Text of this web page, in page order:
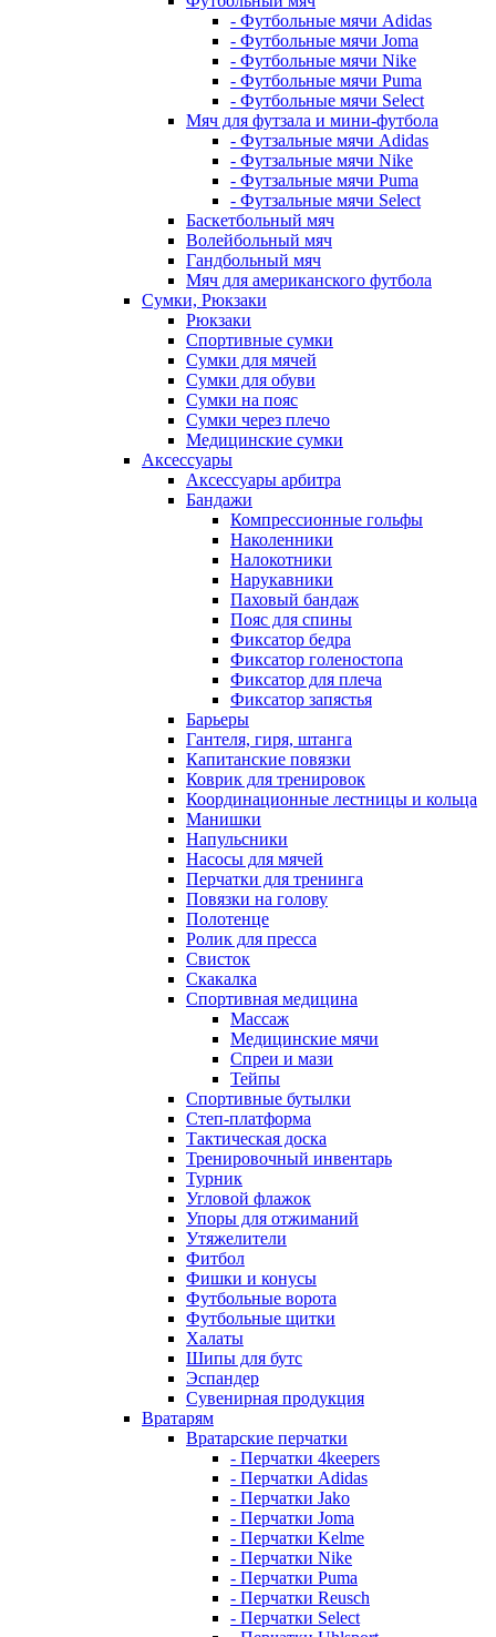
- Футбольные мячи Adidas
- Футбольные мячи Joma
- Футбольные мячи Nike
- Футбольные мячи Puma
- Футбольные мячи Select
Мяч для футзала и мини-футбола
- Футзальные мячи Adidas
- Футзальные мячи Nike
- Футзальные мячи Puma
- Футзальные мячи Select
Баскетбольный мяч
Волейбольный мяч
Гандбольный мяч
Мяч для американского футбола
Сумки, Рюкзаки
Рюкзаки
Спортивные сумки
Сумки для мячей
Сумки для обуви
Сумки на пояс
Сумки через плечо
Медицинские сумки
Аксессуары
Аксессуары арбитра
Бандажи
Компрессионные гольфы
Наколенники
Налокотники
Нарукавники
Паховый бандаж
Пояс для спины
Фиксатор бедра
Фиксатор голеностопа
Фиксатор для плеча
Фиксатор запястья
Барьеры
Гантеля, гиря, штанга
Капитанские повязки
Коврик для тренировок
Координационные лестницы и кольца
Манишки
Напульсники
Насосы для мячей
Перчатки для тренинга
Повязки на голову
Полотенце
Ролик для пресса
Свисток
Скакалка
Спортивная медицина
Массаж
Медицинские мячи
Спреи и мази
Тейпы
Спортивные бутылки
Степ-платформа
Тактическая доска
Тренировочный инвентарь
Турник
Угловой флажок
Упоры для отжиманий
Утяжелители
Фитбол
Фишки и конусы
Футбольные ворота
Футбольные щитки
Халаты
Шипы для бутс
Эспандер
Сувенирная продукция
Вратарям
Вратарские перчатки
- Перчатки 4keepers
- Перчатки Adidas
- Перчатки Jako
- Перчатки Joma
- Перчатки Kelme
- Перчатки Nike
- Перчатки Puma
- Перчатки Reusch
- Перчатки Select